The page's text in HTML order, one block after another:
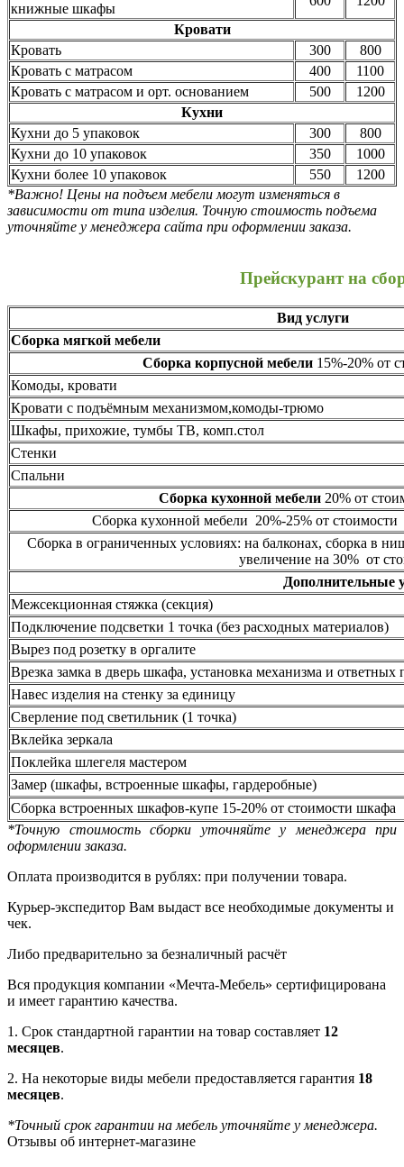
книжные шкафы
Кровати
Кровать
300
800
Кровать с матрасом
400
1100
Кровать с матрасом и орт. основанием
500
1200
Кухни
Кухни до 5 упаковок
300
800
Кухни до 10 упаковок
350
1000
Кухни более 10 упаковок
550
1200
*Важно! Цены на подъем мебели могут изменяться в
зависимости от типа изделия. Точную стоимость подъема
уточняйте у менеджера сайта при оформлении заказа.
Прейскурант на
Вид услуги
Сборка мягкой мебели
Сборка корпусной мебели15%-20% от
Комоды, кровати
Кровати с подъёмным механизмом,комоды-трюмо
Шкафы, прихожие, тумбы ТВ, комп.стол
Стенки
Спальни
Сборка кухонной мебели20% от
Сборка кухонной мебели 20%-25% от стоимости
Сборка в ограниченных условиях: на балконах, сборка в
увеличение на 30% от
Дополнительные
Межсекционная стяжка (секция)
Подключение подсветки 1 точка (без расходных материалов)
Вырез под розетку в оргалите
Врезка замка в дверь шкафа, установка механизма и ответных
Навес изделия на стенку за единицу
Сверление под светильник (1 точка)
Вклейка зеркала
Поклейка шлегеля мастером
Замер (шкафы, встроенные шкафы, гардеробные)
Сборка встроенных шкафов-купе 15-20% от стоимости шкафа
*Точную стоимость сборки уточняйте у менеджера при
оформлении заказа.
Оплата производится в рублях: при получении товара.
Курьер-экспедитор Вам выдаст все необходимые документы и
чек.
Либо предварительно за безналичный расчёт
Вся продукция компании «Мечта-Мебель» сертифицирована
и имеет гарантию качества.
1. Срок стандартной гарантии на товар составляет 12
месяцев.
2. На некоторые виды мебели предоставляется гарантия 18
месяцев.
*Точный срок гарантии на мебель уточняйте у менеджера.
Отзывы об интернет-магазине